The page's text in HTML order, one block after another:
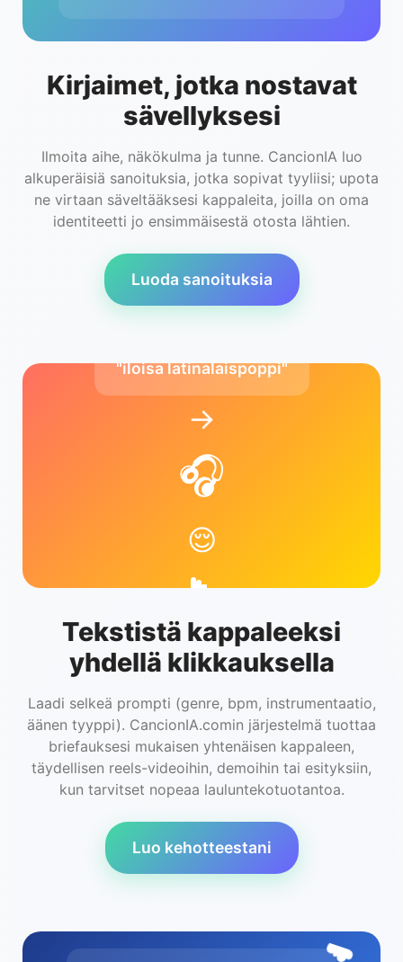
Kirjaimet, jotka nostavat
sävellyksesi
Ilmoita aihe, näkökulma ja tunne. CancionIA luo
alkuperäisiä sanoituksia, jotka sopivat tyyliisi; upota
ne virtaan säveltääksesi kappaleita, joilla on oma
identiteetti jo ensimmäisestä otosta lähtien.
Luoda sanoituksia
Tekstistä kappaleeksi
yhdellä klikkauksella
Laadi selkeä prompti (genre, bpm, instrumentaatio,
äänen tyyppi). CancionIA.comin järjestelmä tuottaa
briefauksesi mukaisen yhtenäisen kappaleen,
täydellisen reels-videoihin, demoihin tai esityksiin,
kun tarvitset nopeaa lauluntekotuotantoa.
Luo kehotteestani
"iloisa latinalaispoppi"
→
🎧
😌
☁️